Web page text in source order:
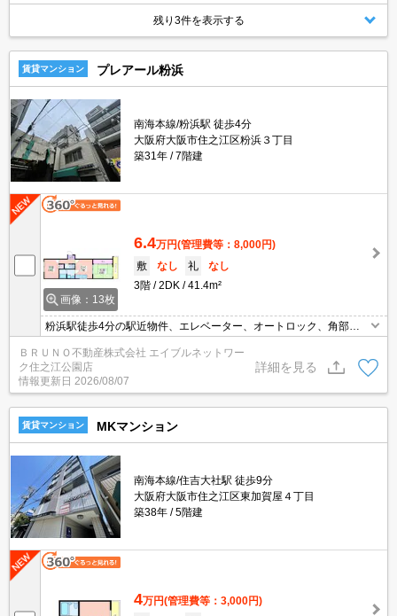
残り3件を表示する
賃貸マンション プレアール粉浜
南海本線/粉浜駅 徒歩4分
大阪府大阪市住之江区粉浜３丁目
築31年
7階建
画像：13枚
6.4万円(管理費等：8,000円)
敷
なし 礼
なし
3階
2DK 41.4m²
粉浜駅徒歩4分の駅近物件、エレベーター、オートロック、角部
ＢＲＵＮＯ不動産株式会社 エイブルネットワー
ク住之江公園店
情報更新日 2026/08/07
詳細を見る
賃貸マンション MKマンション
南海本線/住吉大社駅 徒歩9分
大阪府大阪市住之江区東加賀屋４丁目
築38年
5階建
4万円(管理費等：3,000円)